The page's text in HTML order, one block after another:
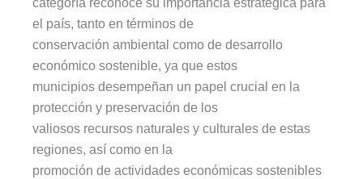
el país, tanto en términos de
conservación ambiental como de desarrollo
económico sostenible, ya que estos
municipios desempeñan un papel crucial en la
protección y preservación de los
valiosos recursos naturales y culturales de estas
regiones, así como en la
promoción de actividades económicas sostenibles